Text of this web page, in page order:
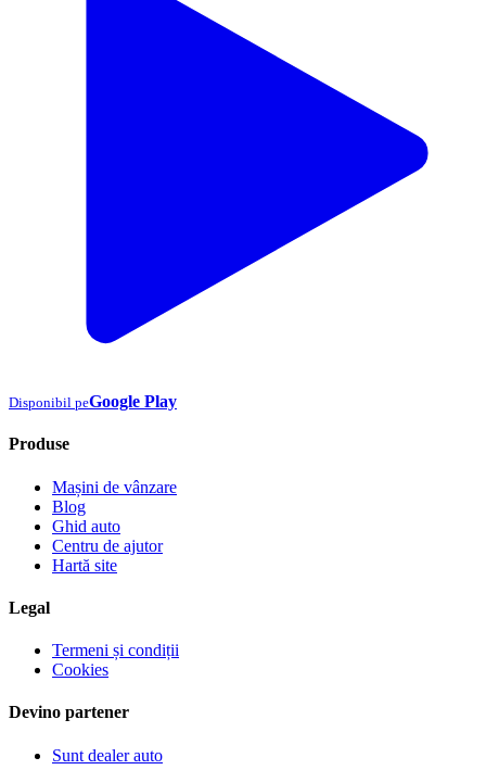
Disponibil peGoogle Play
Produse
Mașini de vânzare
Blog
Ghid auto
Centru de ajutor
Hartă site
Legal
Termeni și condiții
Cookies
Devino partener
Sunt dealer auto